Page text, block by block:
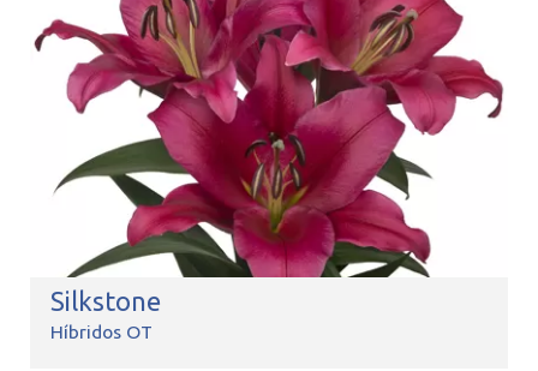
Silkstone
Híbridos OT